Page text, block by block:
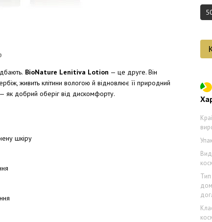
BioNature Lenitiva Lotion — це друге. Він
живить клітини вологою й відновлює її природний
як добрий оберіг від дискомфорту.
шкіру
Вид
Тип